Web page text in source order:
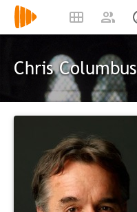
Chris Columbus